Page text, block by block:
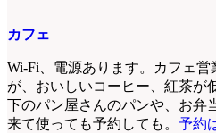
カフェ
Wi-Fi、電源あります。カフェ
が、おいしいコーヒー、紅茶が
下のパン屋さんのパンや、お弁
来て使っても予約しても。 予約